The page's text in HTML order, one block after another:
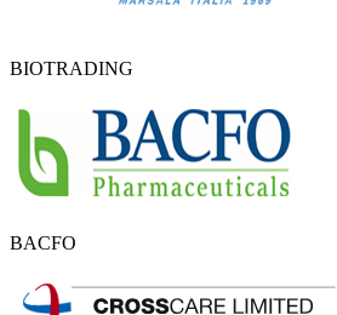
BIOTRADING
BACFO